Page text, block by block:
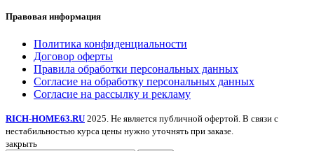
Правовая информация
Политика конфиденциальности
Договор оферты
Правила обработки персональных данных
Согласие на обработку персональных данных
Согласие на рассылку и рекламу
RICH-HOME63.RU 2025. Не является публичной офертой. В связи с
нестабильностью курса цены нужно уточнять при заказе.
закрыть